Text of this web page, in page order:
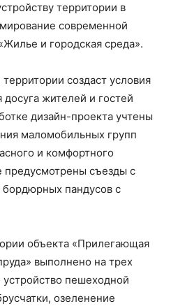
территории в
современной
и городская среда».
создаст условия
жителей и гостей
дизайн-проекта учтены
маломобильных групп
и комфортного
предусмотрены съезды с
пандусов с
объекта «Прилегающая
выполнено на трех
пешеходной
озеленение